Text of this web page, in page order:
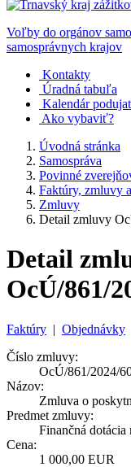
Voľby do orgánov
samosprávnych krajov
Kontakty
Úradná tabuľa
Kalendár
Ako vybaviť?
Úvodná stránka
Samospráva
Povinné
Faktúry, zmluvy
Zmluvy
Detail zmluvy
Detail
OcÚ/861/
Faktúry | Objednávky
Číslo zmluvy:
OcÚ/861/2024/
Názov:
Zmluva o
Predmet zmluvy:
Finančná
Cena:
1 000,00 EUR